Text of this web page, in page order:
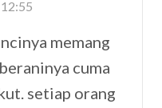
memang
cuma
setiap orang